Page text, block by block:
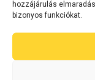
hozzájárulás
bizonyos funkciókat.